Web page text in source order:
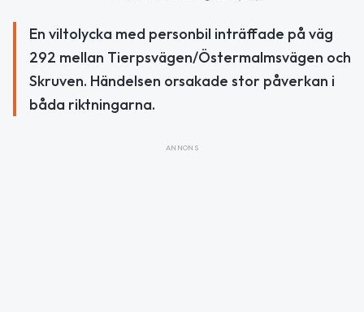
En viltolycka med personbil inträffade på väg
292 mellan Tierpsvägen/Östermalmsvägen och
Skruven. Händelsen orsakade stor påverkan i
båda riktningarna.
ANNONS